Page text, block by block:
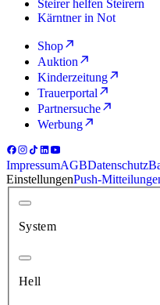
Steirer helfen Steirern
Kärntner in Not
Shop
Auktion
Kinderzeitung
Trauerportal
Partnersuche
Werbung
ImpressumAGBDatenschutz
EinstellungenPush-
System
Hell